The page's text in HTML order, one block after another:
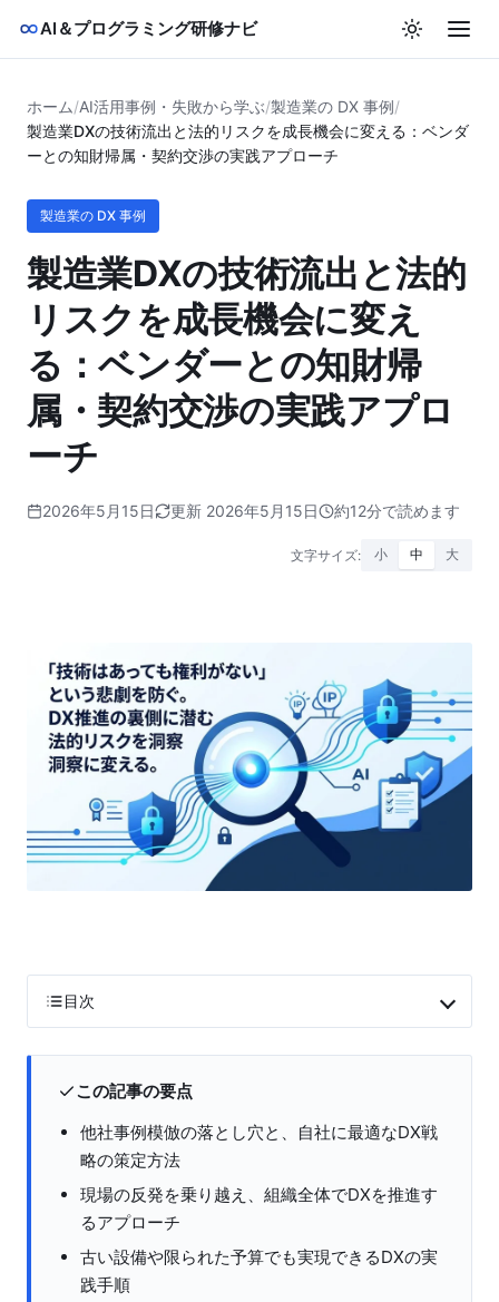
AI＆プログラミング研修ナビ
ホーム/AI活用事例・失敗から学ぶ/製造業の DX 事例/
製造業DXの技術流出と法的リスクを成長機会に変える：ベンダ
ーとの知財帰属・契約交渉の実践アプローチ
製造業の DX 事例
製造業DXの技術流出と法的
リスクを成長機会に変え
る：ベンダーとの知財帰
属・契約交渉の実践アプロ
ーチ
2026年5月15日 更新 2026年5月15日 約12分で読めます
文字サイズ: 小 中 大
目次
この記事の要点
他社事例模倣の落とし穴と、自社に最適なDX戦
略の策定方法
現場の反発を乗り越え、組織全体でDXを推進す
るアプローチ
古い設備や限られた予算でも実現できるDXの実
践手順